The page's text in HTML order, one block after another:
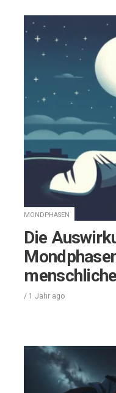
MONDPHASEN
Die
/ 1 Jahr ago